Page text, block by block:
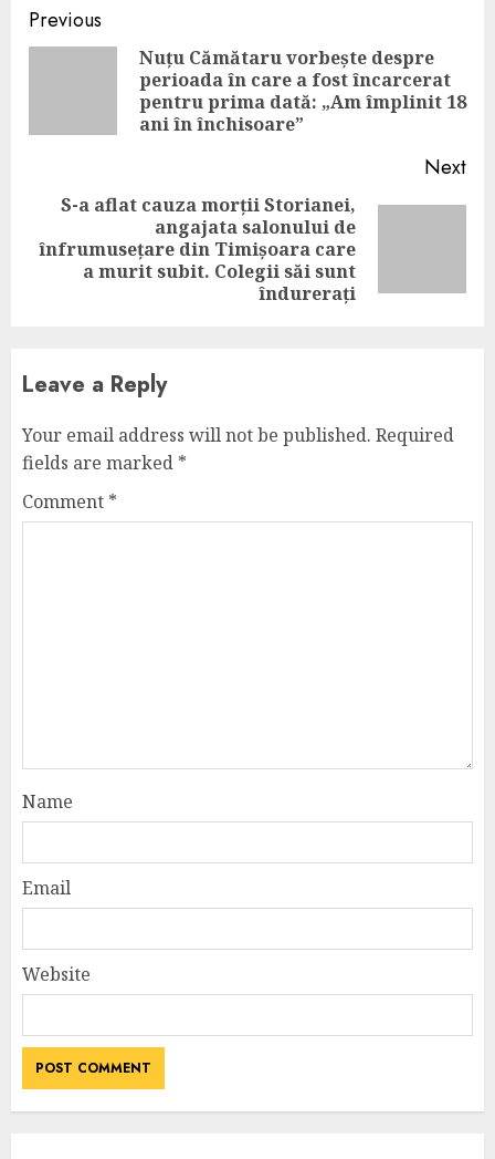
Continue
Reading
Previous
Nuțu Cămătaru vorbește despre
perioada în care a fost încarcerat
pentru prima dată: „Am împlinit 18
ani în închisoare”
Next
Next
S-a aflat cauza morții Storianei,
angajata salonului de
înfrumusețare din Timișoara care
a murit subit. Colegii săi sunt
îndurerați
Leave a Reply
Your email address will not be published. Required
fields are marked *
Comment *
Name
Email
Website